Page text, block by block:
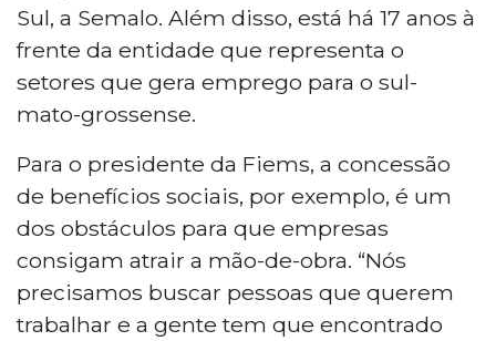
Sul, a Semalo. Além disso, está há 17 anos à
frente da entidade que representa o
setores que gera emprego para o sul-
mato-grossense.
Para o presidente da Fiems, a concessão
de benefícios sociais, por exemplo, é um
dos obstáculos para que empresas
consigam atrair a mão-de-obra. “Nós
precisamos buscar pessoas que querem
trabalhar e a gente tem que encontrado